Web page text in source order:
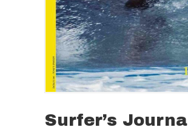
Surfer’s Journal